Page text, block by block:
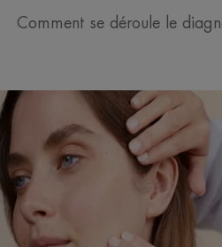
Comment se déroule le